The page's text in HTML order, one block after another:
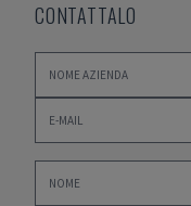
CONTATTALO